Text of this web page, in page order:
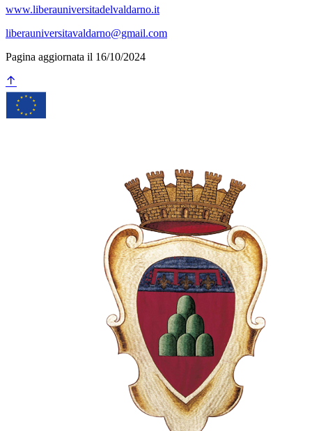
www.liberauniversitadelvaldarno.it
liberauniversitavaldarno@gmail.com
Pagina aggiornata il 16/10/2024